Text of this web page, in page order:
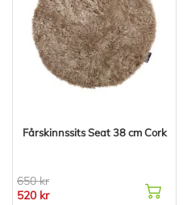
Fårskinnssits Seat 38 cm Cork
650 kr
520 kr